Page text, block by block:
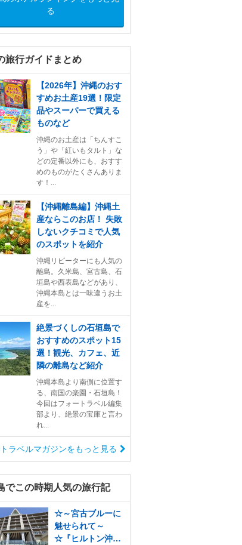
る
旅行ガイドまとめ
【2026年】沖縄のおす
すめお土産19選！限定
品やスーパーで買える
ものなど
沖縄のお土産は「ちんすこ
う」や「紅いもタルト」な
どの定番以外にも、おすす
めのものがたくさんありま
す！...
【沖縄離島編】沖縄土
産ならこのお店！ 失敗
しないクチコミで人気
のスポットを紹介
沖縄リピーターにも人気の
離島。久米島、宮古島、石
垣島や西表島などがあり、
沖縄本島とは一味違うお土
産を...
絶景づくしの石垣島で
おすすめのスポット15
選！観光、カフェ、近
隣の離島など紹介
沖縄本島より南側に位置す
る、南国の楽園・石垣島！
今回はフォートラベル編集
部より、絶景の宝庫と言わ
れ...
ラベルマガジンをもっと見る
でこの時期人気の旅行記
☆～宮古ブルーに
魅せられて～
☆『ヒルトン沖縄